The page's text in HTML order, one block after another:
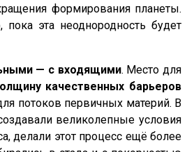
формирования планеты.
эта неоднородность будет
— с входящими. Место для
качественных барьеров
потоков первичных материй. В
великолепные условия
делали этот процесс ещё более